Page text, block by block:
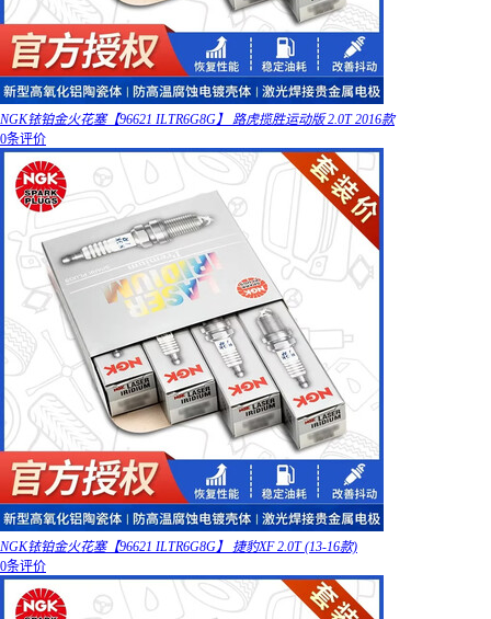
NGK铱铂金火花塞【96621 ILTR6G8G】 路虎揽胜运动版 2.0T 2016款
0条评价
NGK铱铂金火花塞【96621 ILTR6G8G】 捷豹XF 2.0T (13-16款)
0条评价